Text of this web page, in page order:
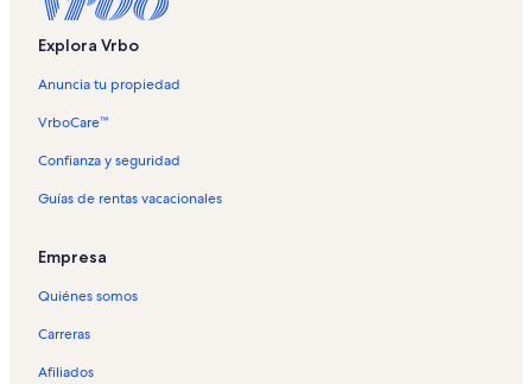
Explora Vrbo
Anuncia tu propiedad
VrboCare™
Confianza y seguridad
Guías de rentas vacacionales
Empresa
Quiénes somos
Carreras
Afiliados